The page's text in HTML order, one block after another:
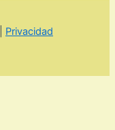
Privacidad